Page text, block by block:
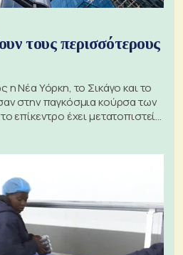
τους περισσότερους
Νέα Υόρκη, το Σικάγο και το
στην παγκόσμια κούρσα των
επίκεντρο έχει μετατοπιστεί